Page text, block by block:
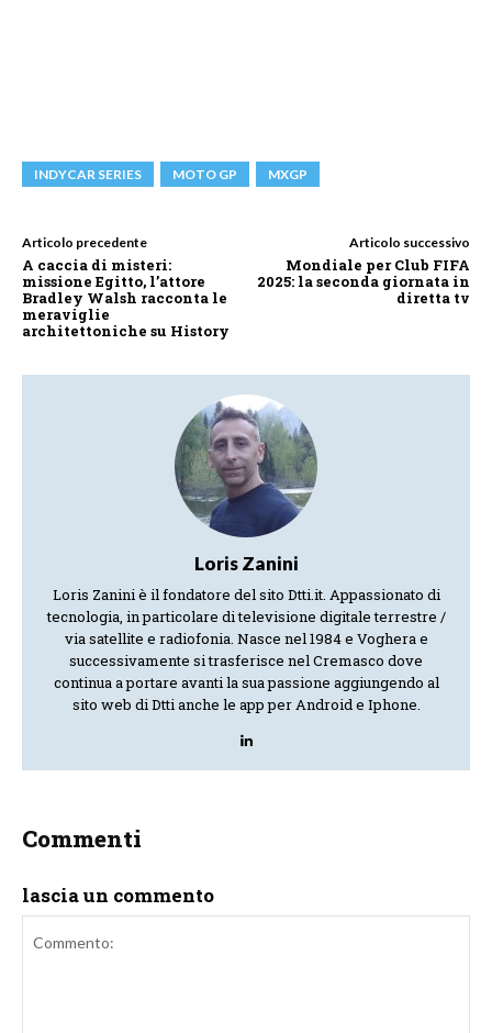
INDYCAR SERIES MOTO GP MXGP
Articolo precedente
A caccia di misteri:
missione Egitto, l’attore
Bradley Walsh racconta le
meraviglie
architettoniche su History
Articolo successivo
Mondiale per Club FIFA
2025: la seconda giornata in
diretta tv
Loris Zanini
Loris Zanini è il fondatore del sito Dtti.it. Appassionato di
tecnologia, in particolare di televisione digitale terrestre /
via satellite e radiofonia. Nasce nel 1984 e Voghera e
successivamente si trasferisce nel Cremasco dove
continua a portare avanti la sua passione aggiungendo al
sito web di Dtti anche le app per Android e Iphone.
Commenti
lascia un commento